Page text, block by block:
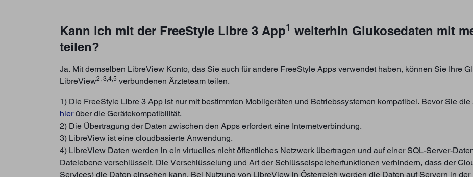
Kann ich mit der FreeStyle Libre 3 App1 weiterhin Glukosedaten mit
teilen?
Ja. Mit demselben LibreView Konto, das Sie auch für andere FreeStyle Apps verwendet haben, können Sie Ihre
LibreView2, 3,4,5 verbundenen Ärzteteam teilen.
1) Die FreeStyle Libre 3 App ist nur mit bestimmten Mobilgeräten und Betriebssystemen kompatibel. Bevor Sie
hierüber die Gerätekompatibilität.
2) Die Übertragung der Daten zwischen den Apps erfordert eine Internetverbindung.
3) LibreView ist eine cloudbasierte Anwendung.
4) LibreView Daten werden in ein virtuelles nicht öffentliches Netzwerk übertragen und auf einer SQL-Server-
Dateiebene verschlüsselt. Die Verschlüsselung und Art der Schlüsselspeicherfunktionen verhindern, dass der
Services) die Daten einsehen kann. Bei Nutzung von LibreView in Österreich werden die Daten auf Servern in